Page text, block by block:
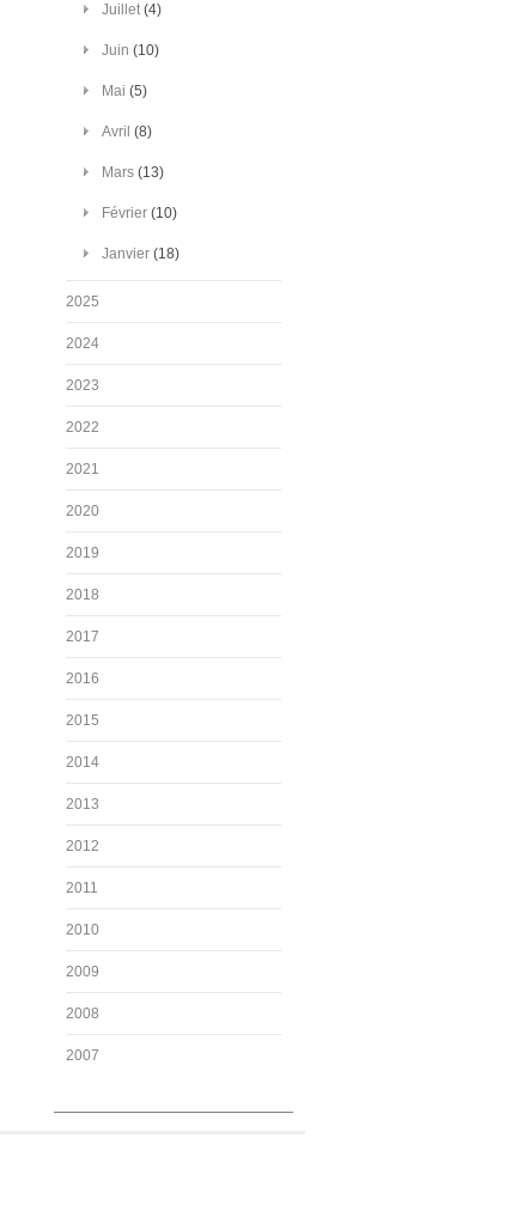
Juillet(4)
Juin (10)
Mai (5)
Avril (8)
Mars (13)
Février (10)
Janvier (18)
2025
2024
2023
2022
2021
2020
2019
2018
2017
2016
2015
2014
2013
2012
2011
2010
2009
2008
2007